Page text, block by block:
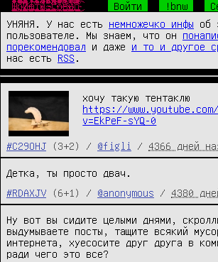
Ш̴̴̜̥͍͕̼̙̱͙͎͍̘̀̐̔́̾̃͒̈̔̎́́͜р̧̛̺͖͖̯̖ͧͤ͋̅̽ͧ̈̐̽̆̐͋ͤͦͬ͛̃̑͞͞и̒ͥͤͯ͂ͣ̐̉̑ͫ̉̑҉̛͏̸̻͕͇͚̤͕̯̱̳͉ͅф̴̴̡̟̞͙̙̻͍̦͔̤̞̔̓́̍͗̚͢͞ͅт̨̐ͫ̂͊̄̃ͥͪ͏̫̺͍̞̼͈̩̥̜͔͜͜ы̸̴̱̺̼̠̦͍͍͍̱̖͔̖̱͉̅͑͌͒ͫ͒̀ͥ͐ͤ̅͘̕.̵̴̡̭̼̮͖͈̙͖͖̲̮̬͍͙̼̯̦̮̮ͦ̆̀̑̌ͮͧͣͯ̔̂́͟г͌ͮ̏̈͂ͯ̚҉̛̙̬̘̲̗͇͕̠̙͙̼̩͚̀͘͞ͅо̷̥̯̘̓ͤ̽͒̋̉̀̂̄̒̓̊ͨ͛́̌ͤ̂̀͠в̶̒͒̓̏̓̚҉̛̙̘̺̰̮̼̟̼̥̟̘̠̜͜н̸̷̸̲̝͈͙̰̟̻̟̰̜̟̗͎̻̻͍̿̔̃ͨ͑о̔̀̋ͫ̇̿̐ͫ͌͗ͩ҉̨̜̙̙͈͍̮̮̼̙̘̞̕͜͡ Войти !bnw
УНЯНЯ. У нас есть немножечко инфы об
пользователе. Мы знаем, что он
порекомендовал и даже и то и другое
нас есть RSS
хочу такую тентаклю
https://www.youtube.com/
v=EkPeF-sYQ-0
#C29OHJ (3+2) / @figli / 4366 дней
Детка, ты просто двач.
#RDAXJV
(6+1) / @anonymous / 4380
Ну вот вы сидите целыми днями,
выдумываете посты, тащите всякий
интернета, хуесосите друг друга в
ради чего это все?